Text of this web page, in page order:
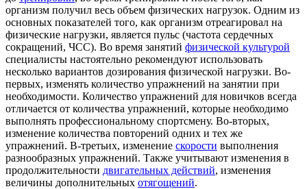
организм получил весь объем физических нагрузок. Одним из
основных показателей того, как организм отреагировал на
физические нагрузки, является пульс (частота сердечных
сокращений, ЧСС). Во время занятий физической культурой
специалисты настоятельно рекомендуют использовать
несколько вариантов дозирования физической нагрузки. Во-
первых, изменять количество упражнений на занятии при
необходимости. Количество упражнений для новичков всегда
отличается от количества упражнений, которые необходимо
выполнять профессиональному спортсмену. Во-вторых,
изменение количества повторений одних и тех же
упражнений. В-третьих, изменение скорости выполнения
разнообразных упражнений. Также учитывают изменения в
продолжительности двигательных действий, изменения
величины дополнительных отягощений.